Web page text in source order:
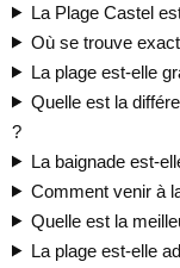
La Plage Castel
Où se trouve
La plage est-elle
Quelle est la
?
La baignade est-
Comment venir à
Quelle est la
La plage est-elle